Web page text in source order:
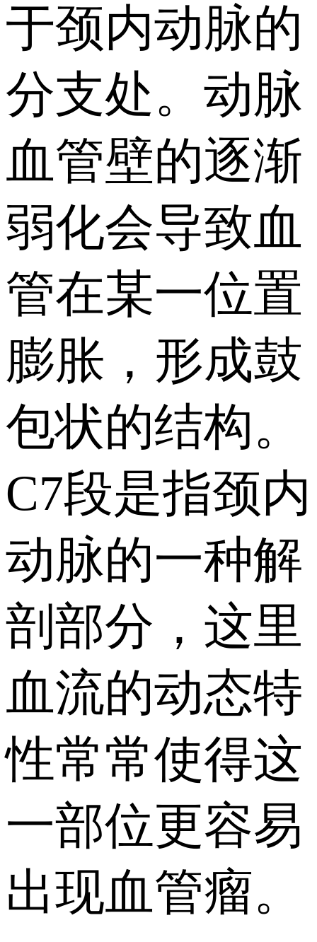
于颈内动脉的
分支处。动脉
血管壁的逐渐
弱化会导致血
管在某一位置
膨胀，形成鼓
包状的结构。
C7段是指颈内
动脉的一种解
剖部分，这里
血流的动态特
性常常使得这
一部位更容易
出现血管瘤。